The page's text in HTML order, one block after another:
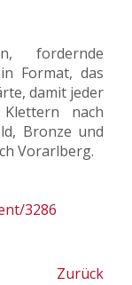
fordernde
Format, das
damit jeder
nach
Bronze und
Vorarlberg.
3286
Zurück